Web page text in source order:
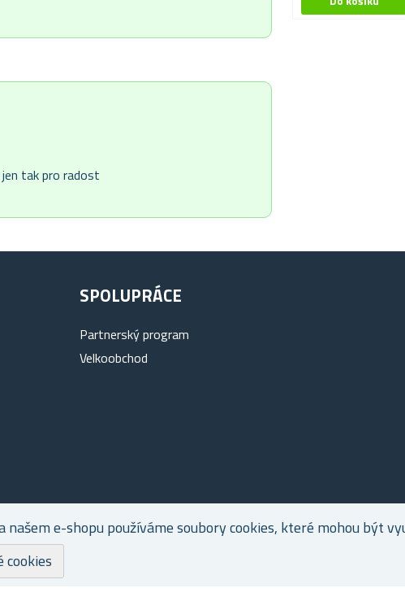
e-shopu používáme soubory cookies, které mohou být
tak pro radost
SPOLUPRÁCE
Partnerský program
Velkoobchod